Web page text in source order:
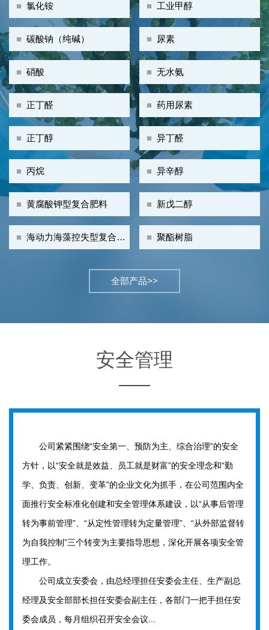
■ 工业甲醇
■ 氯化铵
■ 尿素
■ 碳酸钠（纯碱）
■无水氨
■ 硝酸
■药用尿素
■ 正丁醛
■异丁醛
■ 正丁醇
■异辛醇
■ 丙烷
■ 新戊二醇
■ 黄腐酸钾型复合肥料
■聚酯树脂
■ 海动力海藻控失型复合肥
全部产品>>
安全管理
公司紧紧围绕“安全第一、预防为主、综合治理”的安全
方针，以“安全就是效益、员工就是财富”的安全理念和“勤
学、负责、创新、变革”的企业文化为抓手，在公司范围内全
面推行安全标准化创建和安全管理体系建设，以“从事后管理
转为事前管理”、“从定性管理转为定量管理”、“从外部监督转
为自我控制”三个转变为主要指导思想，深化开展各项安全管
理工作。
公司成立安委会，由总经理担任安委会主任、生产副总
经理及安全部部长担任安委会副主任，各部门一把手担任安
委会成员，每月组织召开安全会议...